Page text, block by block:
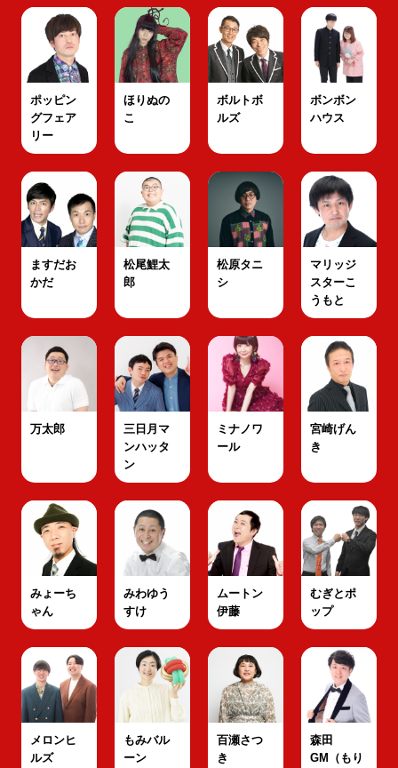
ポッピン
グフェア
リー
ほりぬの
こ
ボルトボ
ルズ
ボンボン
ハウス
ますだお
かだ
松尾鯉太
郎
松原タニ
シ
マリッジ
スターこ
うもと
万太郎
三日月マ
ンハッタ
ン
ミナノワ
ール
宮崎げん
き
みょーち
ゃん
みわゆう
すけ
ムートン
伊藤
むぎとポ
ップ
メロンヒ
ルズ
もみバル
ーン
百瀬さつ
き
森田
GM（もり